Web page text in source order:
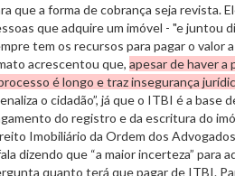
que a forma de cobrança seja revista.
que adquire um imóvel - "e juntou
tem os recursos para pagar o valor
acrescentou que, apesar de haver
é longo e traz insegurança
o cidadão”, já que o ITBI é a
do registro e da escritura do
Imobiliário da Ordem dos
dizendo que “a maior incerteza”
quanto terá que pagar de ITBI.